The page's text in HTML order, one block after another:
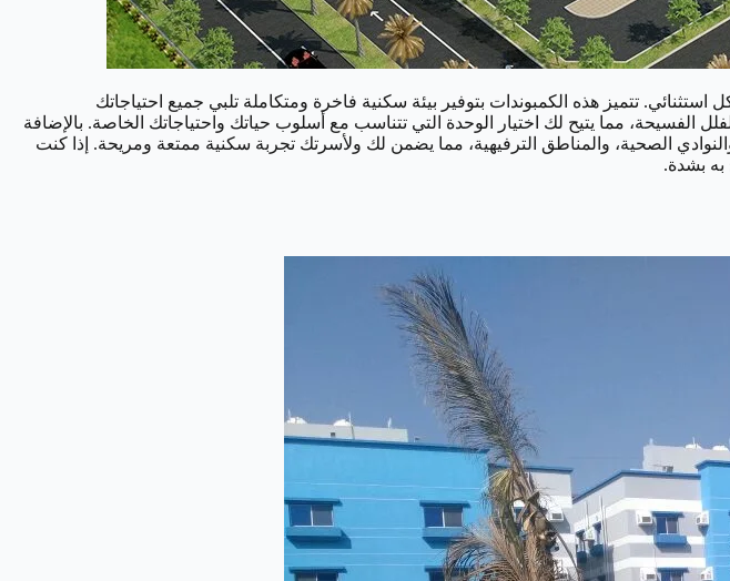
استثنائي. تتميز هذه الكمبوندات بتوفير بيئة سكنية فاخرة ومتكاملة تلبي جميع احتياجاتك
الفسيحة، مما يتيح لك اختيار الوحدة التي تتناسب مع أسلوب حياتك واحتياجاتك الخاصة. بالإضافة
الصحية، والمناطق الترفيهية، مما يضمن لك ولأسرتك تجربة سكنية ممتعة ومريحة. إذا كنت
به بشدة.